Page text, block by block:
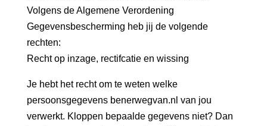
Volgens de Algemene Verordening
Gegevensbescherming heb jij de volgende
rechten:
Recht op inzage, rectifcatie en wissing
Je hebt het recht om te weten welke
persoonsgegevens benerwegvan.nl van jou
verwerkt. Kloppen bepaalde gegevens niet? Dan